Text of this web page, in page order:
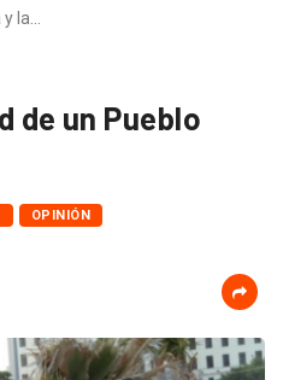
Jofré Leal
la…
de un Pueblo
OPINIÓN